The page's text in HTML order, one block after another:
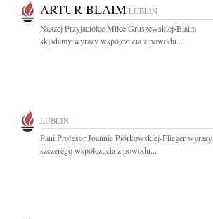
ARTUR BLAIM LUBLIN
Naszej Przyjaciółce Miłce Gruszewskiej-Blaim
składamy wyrazy współczucia z powodu...
LUBLIN
Pani Profesor Joannie Piórkowskiej-Flieger wyrazy
szczerego współczucia z powodu...